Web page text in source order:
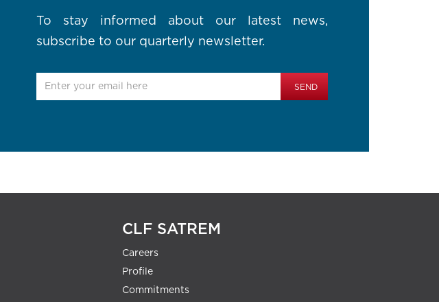
To stay informed about our latest news,
subscribe to our quarterly newsletter.
CLF SATREM
Careers
Profile
Commitments